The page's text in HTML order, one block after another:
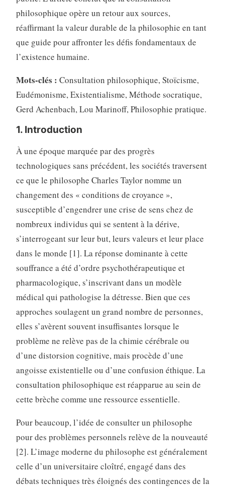
philosophique opère un retour aux sources,
réaffirmant la valeur durable de la philosophie en tant
que guide pour affronter les défis fondamentaux de
l’existence humaine.
Mots-clés : Consultation philosophique, Stoïcisme,
Eudémonisme, Existentialisme, Méthode socratique,
Gerd Achenbach, Lou Marinoff, Philosophie pratique.
1. Introduction
À une époque marquée par des progrès
technologiques sans précédent, les sociétés traversent
ce que le philosophe Charles Taylor nomme un
changement des « conditions de croyance »,
susceptible d’engendrer une crise de sens chez de
nombreux individus qui se sentent à la dérive,
s’interrogeant sur leur but, leurs valeurs et leur place
dans le monde [1]. La réponse dominante à cette
souffrance a été d’ordre psychothérapeutique et
pharmacologique, s’inscrivant dans un modèle
médical qui pathologise la détresse. Bien que ces
approches soulagent un grand nombre de personnes,
elles s’avèrent souvent insuffisantes lorsque le
problème ne relève pas de la chimie cérébrale ou
d’une distorsion cognitive, mais procède d’une
angoisse existentielle ou d’une confusion éthique. La
consultation philosophique est réapparue au sein de
cette brèche comme une ressource essentielle.
Pour beaucoup, l’idée de consulter un philosophe
pour des problèmes personnels relève de la nouveauté
[2]. L’image moderne du philosophe est généralement
celle d’un universitaire cloîtré, engagé dans des
débats techniques très éloignés des contingences de la